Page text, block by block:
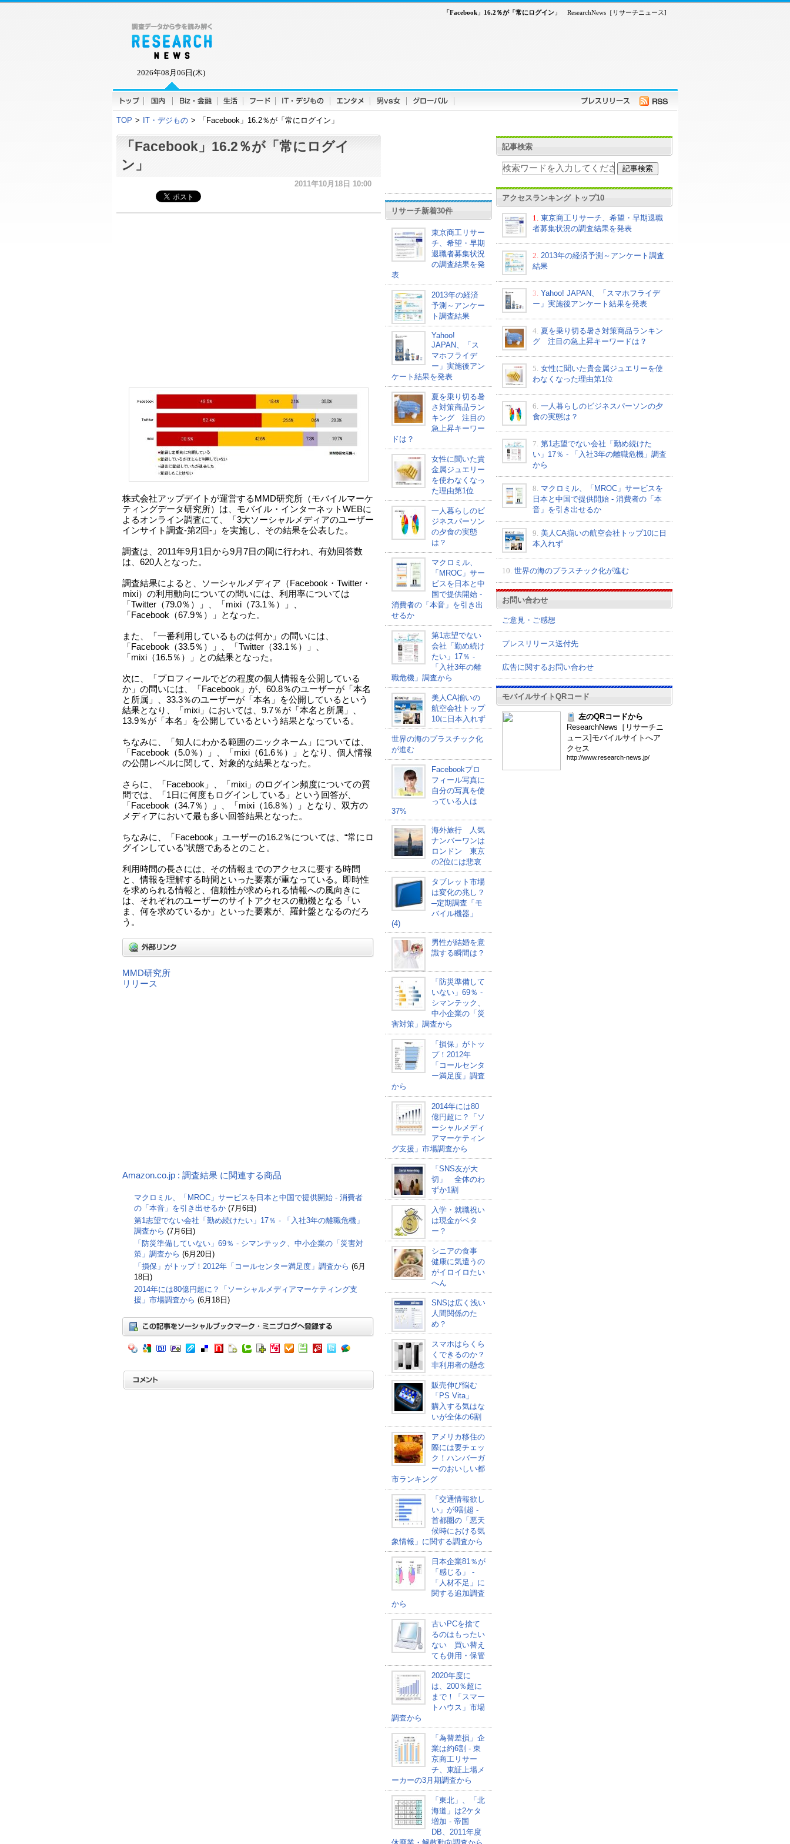
2026年08月06日(木)
ResearchNews［リサーチニュース]
「Facebook」16.2％が「常にログイン」
TOP > IT・デジもの > 「Facebook」16.2％が「常にログイン」
「Facebook」16.2％が「常にログイ
ン」
2011年10月18日 10:00
株式会社アップデイトが運営するMMD研究所（モバイルマーケ
ティングデータ研究所）は、モバイル・インターネットWEBに
よるオンライン調査にて、「3大ソーシャルメディアのユーザー
インサイト調査-第2回-」を実施し、その結果を公表した。
調査は、2011年9月1日から9月7日の間に行われ、有効回答数
は、620人となった。
調査結果によると、ソーシャルメディア（Facebook・Twitter・
mixi）の利用動向についての問いには、利用率については
「Twitter（79.0％）」、「mixi（73.1％）」、
「Facebook（67.9％）」となった。
また、「一番利用しているものは何か」の問いには、
「Facebook（33.5％）」、「Twitter（33.1％）」、
「mixi（16.5％）」との結果となった。
次に、「プロフィールでどの程度の個人情報を公開している
か」の問いには、「Facebook」が、60.8％のユーザーが「本名
と所属」、33.3％のユーザーが「本名」を公開しているという
結果となり、「mixi」においては、9.7％が「本名と所属」、
13.9％が「本名」を公開しているという結果となっている。
ちなみに、「知人にわかる範囲のニックネーム」については、
「Facebook（5.0％）」、「mixi（61.6％）」となり、個人情報
の公開レベルに関して、対象的な結果となった。
さらに、「Facebook」、「mixi」のログイン頻度についての質
問では、「1日に何度もログインしている」という回答が、
「Facebook（34.7％）」、「mixi（16.8％）」となり、双方の
メディアにおいて最も多い回答結果となった。
ちなみに、「Facebook」ユーザーの16.2％については、“常にロ
グインしている”状態であるとのこと。
利用時間の長さには、その情報までのアクセスに要する時間
と、情報を理解する時間といった要素が重なっている。即時性
を求められる情報と、信頼性が求められる情報への風向きに
は、それぞれのユーザーのサイトアクセスの動機となる「い
ま、何を求めているか」といった要素が、羅針盤となるのだろ
う。
MMD研究所
リリース
Amazon.co.jp : 調査結果 に関連する商品
マクロミル、「MROC」サービスを日本と中国で提供開始 - 消費者
の「本音」を引き出せるか (7月6日)
第1志望でない会社「勤め続けたい」17％ - 「入社3年の離職危機」
調査から (7月6日)
「防災準備していない」69％ - シマンテック、中小企業の「災害対
策」調査から (6月20日)
「損保」がトップ！2012年「コールセンター満足度」調査から (6月
18日)
2014年には80億円超に？「ソーシャルメディアマーケティング支
援」市場調査から (6月18日)
リサーチ新着30件
東京商工リサー
チ、希望・早期
退職者募集状況
の調査結果を発
表
2013年の経済
予測～アンケー
ト調査結果
Yahoo!
JAPAN、「ス
マホフライデ
ー」実施後アン
ケート結果を発表
夏を乗り切る暑
さ対策商品ラン
キング 注目の
急上昇キーワー
ドは？
女性に聞いた貴
金属ジュエリー
を使わなくなっ
た理由第1位
一人暮らしのビ
ジネスパーソン
の夕食の実態
は？
マクロミル、
「MROC」サー
ビスを日本と中
国で提供開始 -
消費者の「本音」を引き出
せるか
第1志望でない
会社「勤め続け
たい」17％ -
「入社3年の離
職危機」調査から
美人CA揃いの
航空会社トップ
10に日本入れず
世界の海のプラスチック化
が進む
Facebookプロ
フィール写真に
自分の写真を使
っている人は
37%
海外旅行 人気
ナンバーワンは
ロンドン 東京
の2位には悲哀
タブレット市場
は変化の兆し？
─定期調査「モ
バイル機器」
(4)
男性が結婚を意
識する瞬間は？
「防災準備して
いない」69％ -
シマンテック、
中小企業の「災
害対策」調査から
「損保」がトッ
プ！2012年
「コールセンタ
ー満足度」調査
から
2014年には80
億円超に？「ソ
ーシャルメディ
アマーケティン
グ支援」市場調査から
「SNS友が大
切」 全体のわ
ずか1割
入学・就職祝い
は現金がベタ
ー？
シニアの食事
健康に気遣うの
がイロイロたい
へん
SNSは広く浅い
人間関係のた
め？
スマホはらくら
くできるのか？
非利用者の懸念
販売伸び悩む
「PS Vita」
購入する気はな
いが全体の6割
アメリカ移住の
際には要チェッ
ク！ハンバーガ
ーのおいしい都
市ランキング
「交通情報欲し
い」が9割超 -
首都圏の「悪天
候時における気
象情報」に関する調査から
日本企業81％が
「感じる」 -
「人材不足」に
関する追加調査
から
古いPCを捨て
るのはもったい
ない 買い替え
ても併用・保管
2020年度に
は、200％超に
まで！「スマー
トハウス」市場
調査から
「為替差損」企
業は約6割 - 東
京商工リサー
チ、東証上場メ
ーカーの3月期調査から
「東北」、「北
海道」は2ケタ
増加 - 帝国
DB、2011年度
記事検索
アクセスランキング トップ10
1.
東京商工リサーチ、希望・早期退職
者募集状況の調査結果を発表
2. 2013年の経済予測～アンケート調査
結果
3. Yahoo! JAPAN、「スマホフライデ
ー」実施後アンケート結果を発表
4. 夏を乗り切る暑さ対策商品ランキン
グ 注目の急上昇キーワードは？
5. 女性に聞いた貴金属ジュエリーを使
わなくなった理由第1位
6. 一人暮らしのビジネスパーソンの夕
食の実態は？
7. 第1志望でない会社「勤め続けた
い」17％ - 「入社3年の離職危機」調査
から
8. マクロミル、「MROC」サービスを
日本と中国で提供開始 - 消費者の「本
音」を引き出せるか
9. 美人CA揃いの航空会社トップ10に日
本入れず
10. 世界の海のプラスチック化が進む
お問い合わせ
ご意見・ご感想
プレスリリース送付先
広告に関するお問い合わせ
モバイルサイトQRコード
左のQRコードから
ResearchNews［リサーチニ
ュース]モバイルサイトへア
クセス
http://www.research-news .jp/